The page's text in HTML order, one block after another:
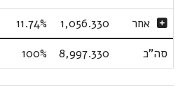
אחר 1,056.330
11.74%
סה"כ
8,997.330
100%